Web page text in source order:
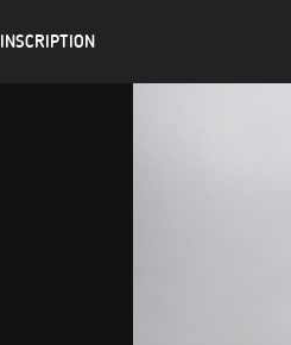
INSCRIPTION